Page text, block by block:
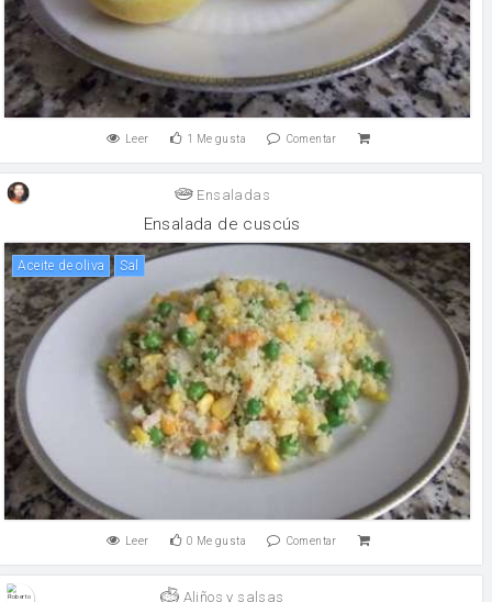
Leer 1 Me gusta Comentar
Ensaladas
Ensalada de cuscús
aceite de oliva sal
Leer 0 Me gusta Comentar
Aliños y salsas